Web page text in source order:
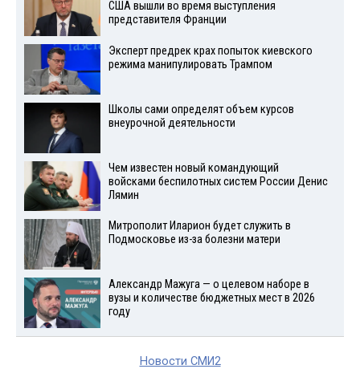
США вышли во время выступления
представителя Франции
Эксперт предрек крах попыток киевского
режима манипулировать Трампом
Школы сами определят объем курсов
внеурочной деятельности
Чем известен новый командующий
войсками беспилотных систем России Денис
Лямин
Митрополит Иларион будет служить в
Подмосковье из-за болезни матери
Александр Мажуга — о целевом наборе в
вузы и количестве бюджетных мест в 2026
году
Новости СМИ2